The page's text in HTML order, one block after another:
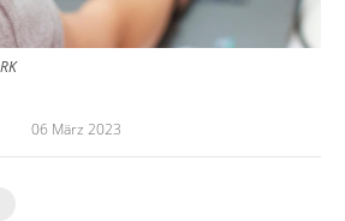
06 März 2023